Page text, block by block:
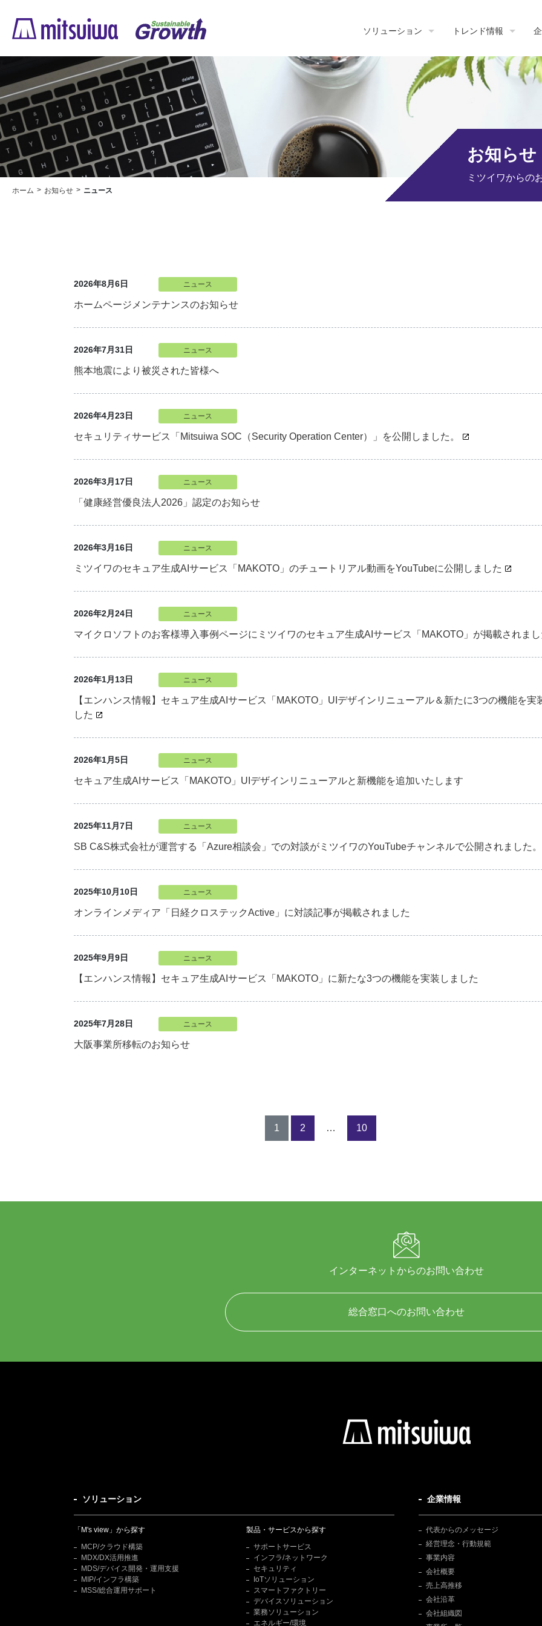
ソリューション トレンド情報
ホーム お知らせ ニュース
お知らせ
ミツイワからの
2026年8月6日 ニュース
ホームページメンテナンスのお知らせ
2026年7月31日 ニュース
熊本地震により被災された皆様へ
2026年4月23日 ニュース
セキュリティサービス「Mitsuiwa SOC（Security Operation Center）」を公開しました。
2026年3月17日 ニュース
「健康経営優良法人2026」認定のお知らせ
2026年3月16日 ニュース
ミツイワのセキュア生成AIサービス「MAKOTO」のチュートリアル動画をYouTubeに公開しました
2026年2月24日 ニュース
マイクロソフトのお客様導入事例ページにミツイワのセキュア生成AIサービス「MAKOTO」が掲載されまし
2026年1月13日 ニュース
【エンハンス情報】セキュア生成AIサービス「MAKOTO」UIデザインリニューアル＆新たに3つの機能を実
した
2026年1月5日 ニュース
セキュア生成AIサービス「MAKOTO」UIデザインリニューアルと新機能を追加いたします
2025年11月7日 ニュース
SB C&S株式会社が運営する「Azure相談会」での対談がミツイワのYouTubeチャンネルで公開されました。
2025年10月10日 ニュース
オンラインメディア「日経クロステックActive」に対談記事が掲載されました
2025年9月9日 ニュース
【エンハンス情報】セキュア生成AIサービス「MAKOTO」に新たな3つの機能を実装しました
2025年7月28日 ニュース
大阪事業所移転のお知らせ
1 2 … 10
インターネットからのお問い合わせ
総合窓口へのお問い合わせ
ソリューション
「M's view」から探す
MCP/クラウド構築
MDX/DX活用推進
MDS/デバイス開発・運用支援
MIP/インフラ構築
MSS/総合運用サポート
製品・サービスから探す
サポートサービス
インフラ/ネットワーク
セキュリティ
IoTソリューション
スマートファクトリー
デバイスソリューション
業務ソリューション
エネルギー/環境
企業情報
代表からのメッセージ
経営理念・行動規範
事業内容
会社概要
売上高推移
会社沿革
会社組織図